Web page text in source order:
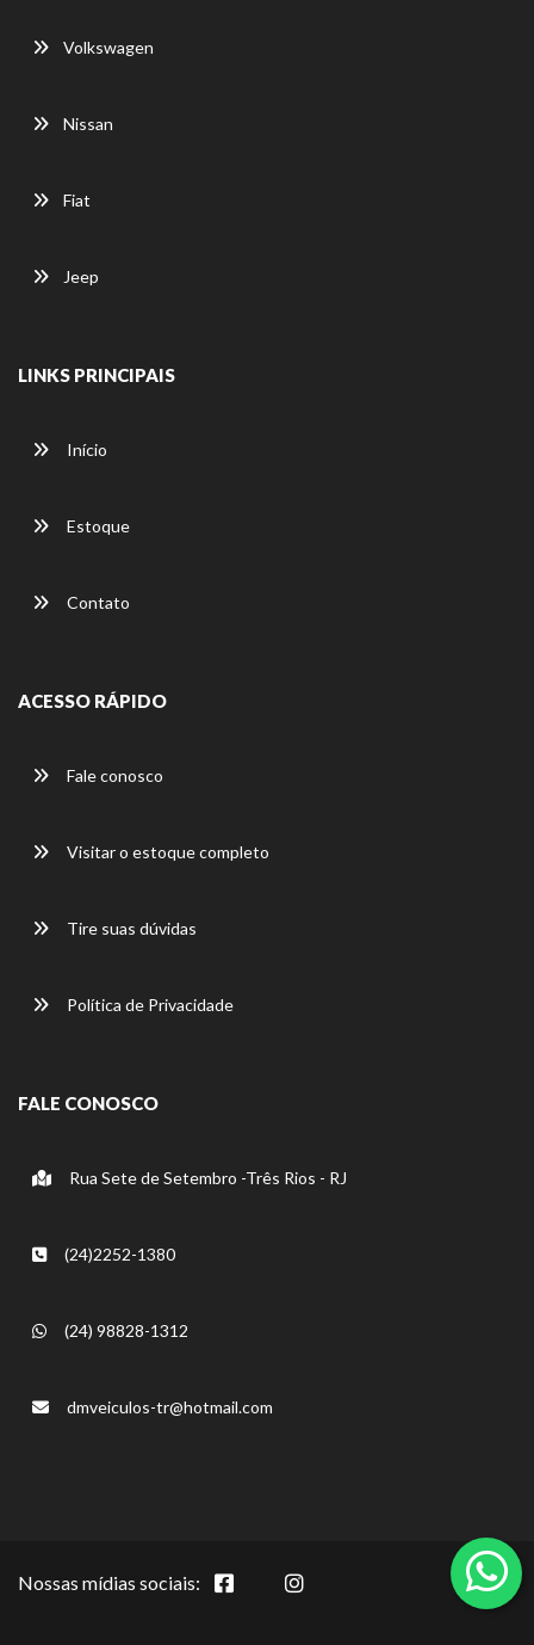
Volkswagen
Nissan
Fiat
Jeep
LINKS PRINCIPAIS
Início
Estoque
Contato
ACESSO RÁPIDO
Fale conosco
Visitar o estoque completo
Tire suas dúvidas
Política de Privacidade
FALE CONOSCO
Rua Sete de Setembro -Três Rios - RJ
(24)2252-1380
(24) 98828-1312
dmveiculos-tr@hotmail.com
Nossas mídias sociais: